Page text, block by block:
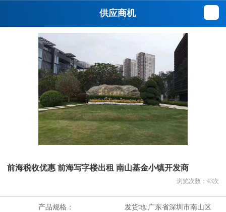
供应商机
前海税收优惠 前海写字楼出租 南山基金小镇开发商
浏览次数： 43次
产品规格： 发货地:广东省深圳市南山区